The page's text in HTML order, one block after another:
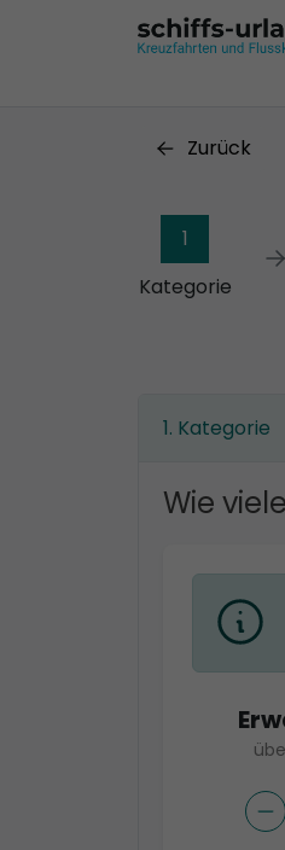
Zurück
1
Kategorie
Kategorie
Wie